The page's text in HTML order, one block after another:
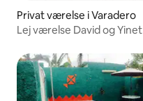
Privat værelse i Varadero
Lej værelse David og Yinet